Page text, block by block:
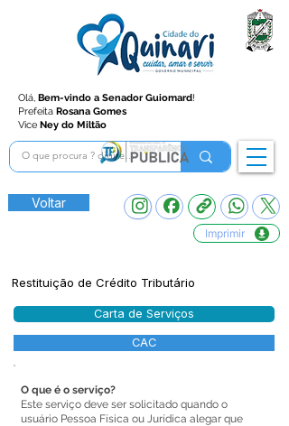
Olá, Bem-vindo a Senador Guiomard!
Prefeita Rosana Gomes
Vice Ney do Miltão
Voltar
Imprimir
Restituição de Crédito Tributário
Carta de Serviços
CAC
O que é o serviço?
Este serviço deve ser solicitado quando o
usuário Pessoa Física ou Jurídica alegar que